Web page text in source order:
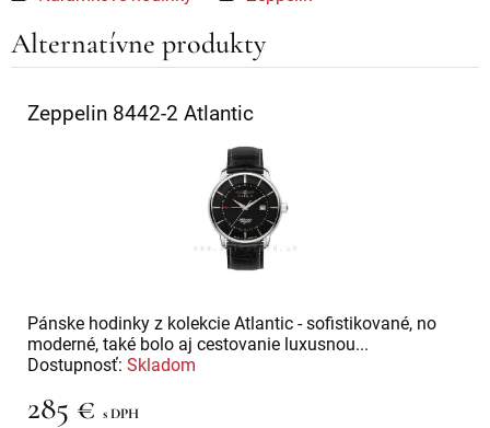
Alternatívne produkty
Zeppelin 8442-2 Atlantic
Pánske hodinky z kolekcie Atlantic - sofistikované, no
moderné, také bolo aj cestovanie luxusnou...
Dostupnosť: Skladom
285 € s DPH